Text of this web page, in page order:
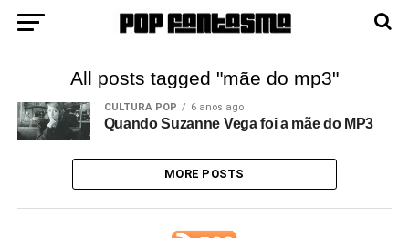
All posts tagged "mãe do mp3"
CULTURA POP 6 anos ago
Quando Suzanne Vega foi a mãe do MP3
MORE POSTS